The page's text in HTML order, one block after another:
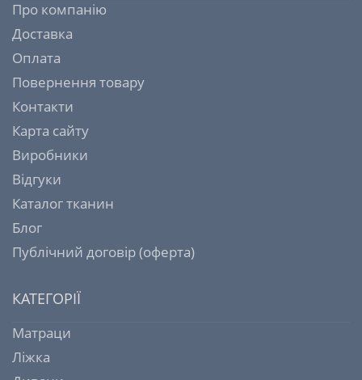
Про компанію
Доставка
Оплата
Повернення товару
Контакти
Карта сайту
Виробники
Відгуки
Каталог тканин
Блог
Публічний договір (оферта)
КАТЕГОРІЇ
Матраци
Ліжка